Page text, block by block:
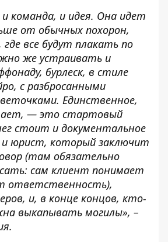
и команда, и идея. Она идет
от обычных похорон,
где все будут плакать по
же устраивать и
бурлеск, в стиле
с разбросанными
Единственное,
— это стартовый
стоит и документальное
и юрист, который заключит
(там обязательно
сам клиент понимает
ответственность),
и, в конце концов, кто-
выкапывать могилы», –